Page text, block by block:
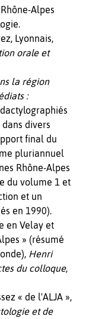
Alpes
Lyonnais,
orale et
la région
:
divers
final du
pluriannuel
Rhône-Alpes
du volume 1 et
et un
en 1990).
en Velay et
» (résumé
Henri
du colloque,
« de l'ALJA »,
et de